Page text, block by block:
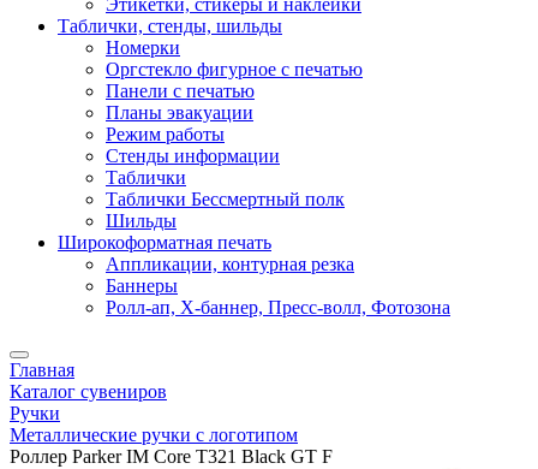
Этикетки, стикеры и наклейки
Таблички, стенды, шильды
Номерки
Оргстекло фигурное с печатью
Панели с печатью
Планы эвакуации
Режим работы
Стенды информации
Таблички
Таблички Бессмертный полк
Шильды
Широкоформатная печать
Аппликации, контурная резка
Баннеры
Ролл-ап, X-баннер, Пресс-волл, Фотозона
Главная
Каталог сувениров
Ручки
Металлические ручки с логотипом
Роллер Parker IM Core T321 Black GT F